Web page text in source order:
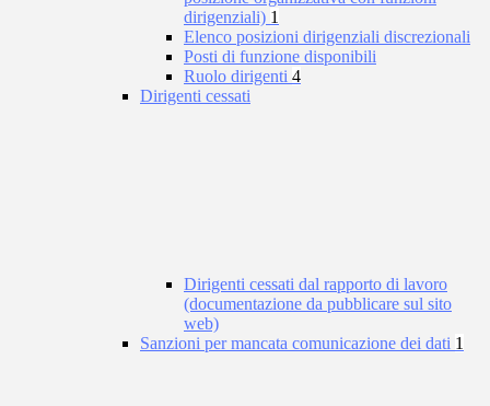
dirigenziali) 1
Elenco posizioni dirigenziali discrezionali
Posti di funzione disponibili
Ruolo dirigenti 4
Dirigenti cessati
Dirigenti cessati dal rapporto di lavoro
(documentazione da pubblicare sul sito
web)
Sanzioni per mancata comunicazione dei dati 1